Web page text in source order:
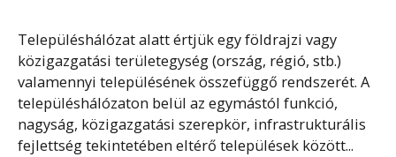
Településhálózat alatt értjük egy földrajzi vagy
közigazgatási területegység (ország, régió, stb.)
valamennyi településének összefüggő rendszerét. A
településhálózaton belül az egymástól funkció,
nagyság, közigazgatási szerepkör, infrastrukturális
fejlettség tekintetében eltérő települések között...